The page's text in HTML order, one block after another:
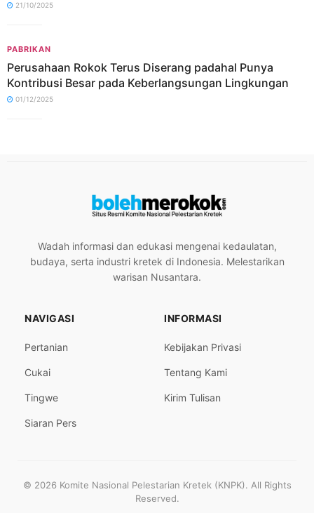
21/10/2025
PABRIKAN
Perusahaan Rokok Terus Diserang padahal Punya
Kontribusi Besar pada Keberlangsungan Lingkungan
01/12/2025
Wadah informasi dan edukasi mengenai kedaulatan,
budaya, serta industri kretek di Indonesia. Melestarikan
warisan Nusantara.
NAVIGASI
Pertanian
Cukai
Tingwe
Siaran Pers
INFORMASI
Kebijakan Privasi
Tentang Kami
Kirim Tulisan
© 2026 Komite Nasional Pelestarian Kretek (KNPK). All Rights
Reserved.